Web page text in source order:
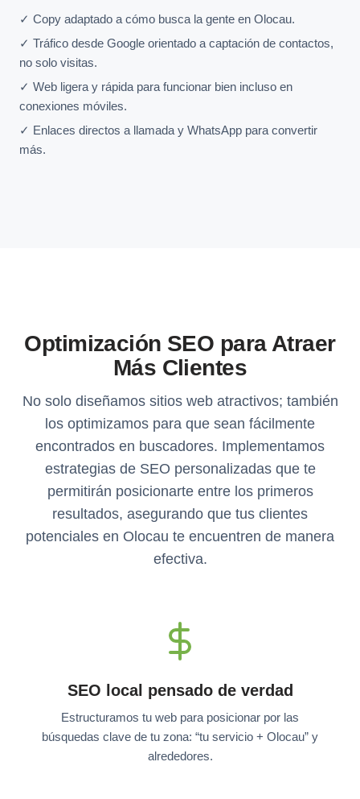
✓ Copy adaptado a cómo busca la gente en Olocau.
✓ Tráfico desde Google orientado a captación de contactos,
no solo visitas.
✓ Web ligera y rápida para funcionar bien incluso en
conexiones móviles.
✓ Enlaces directos a llamada y WhatsApp para convertir
más.
Optimización SEO para Atraer
Más Clientes
No solo diseñamos sitios web atractivos; también
los optimizamos para que sean fácilmente
encontrados en buscadores. Implementamos
estrategias de SEO personalizadas que te
permitirán posicionarte entre los primeros
resultados, asegurando que tus clientes
potenciales en Olocau te encuentren de manera
efectiva.
SEO local pensado de verdad
Estructuramos tu web para posicionar por las
búsquedas clave de tu zona: “tu servicio + Olocau” y
alrededores.